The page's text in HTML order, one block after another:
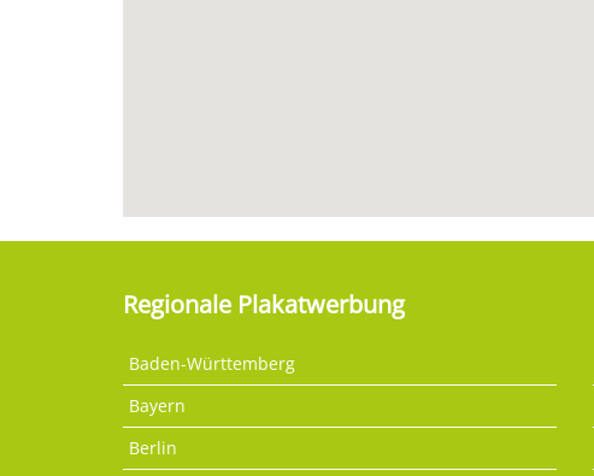
Regionale Plakatwerbung
Baden-Württemberg
Bayern
Berlin